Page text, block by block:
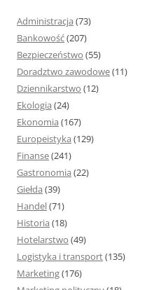
Administracja (73)
Bankowość(207)
Bezpieczeństwo (55)
Doradztwo zawodowe(11)
Dziennikarstwo (12)
Ekologia (24)
Ekonomia (167)
Europeistyka (129)
Finanse(241)
Gastronomia (22)
Giełda (39)
Handel(71)
Historia (18)
Hotelarstwo (49)
Logistyka i transport(135)
Marketing(176)